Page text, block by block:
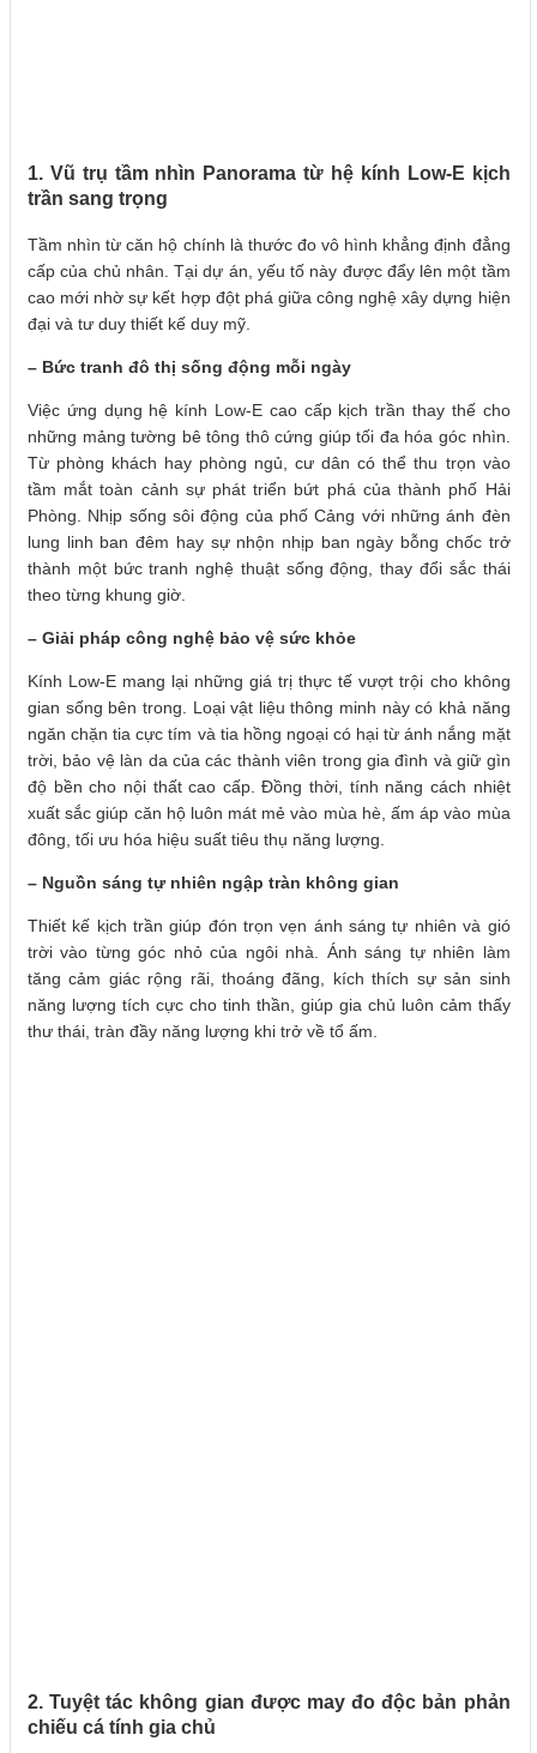
1. Vũ trụ tầm nhìn Panorama từ hệ kính Low-E kịch
trần sang trọng
Tầm nhìn từ căn hộ chính là thước đo vô hình khẳng định đẳng
cấp của chủ nhân. Tại dự án, yếu tố này được đẩy lên một tầm
cao mới nhờ sự kết hợp đột phá giữa công nghệ xây dựng hiện
đại và tư duy thiết kế duy mỹ.
– Bức tranh đô thị sống động mỗi ngày
Việc ứng dụng hệ kính Low-E cao cấp kịch trần thay thế cho
những mảng tường bê tông thô cứng giúp tối đa hóa góc nhìn.
Từ phòng khách hay phòng ngủ, cư dân có thể thu trọn vào
tầm mắt toàn cảnh sự phát triển bứt phá của thành phố Hải
Phòng. Nhịp sống sôi động của phố Cảng với những ánh đèn
lung linh ban đêm hay sự nhộn nhịp ban ngày bỗng chốc trở
thành một bức tranh nghệ thuật sống động, thay đổi sắc thái
theo từng khung giờ.
– Giải pháp công nghệ bảo vệ sức khỏe
Kính Low-E mang lại những giá trị thực tế vượt trội cho không
gian sống bên trong. Loại vật liệu thông minh này có khả năng
ngăn chặn tia cực tím và tia hồng ngoại có hại từ ánh nắng mặt
trời, bảo vệ làn da của các thành viên trong gia đình và giữ gìn
độ bền cho nội thất cao cấp. Đồng thời, tính năng cách nhiệt
xuất sắc giúp căn hộ luôn mát mẻ vào mùa hè, ấm áp vào mùa
đông, tối ưu hóa hiệu suất tiêu thụ năng lượng.
– Nguồn sáng tự nhiên ngập tràn không gian
Thiết kế kịch trần giúp đón trọn vẹn ánh sáng tự nhiên và gió
trời vào từng góc nhỏ của ngôi nhà. Ánh sáng tự nhiên làm
tăng cảm giác rộng rãi, thoáng đãng, kích thích sự sản sinh
năng lượng tích cực cho tinh thần, giúp gia chủ luôn cảm thấy
thư thái, tràn đầy năng lượng khi trở về tổ ấm.
2. Tuyệt tác không gian được may đo độc bản phản
chiếu cá tính gia chủ